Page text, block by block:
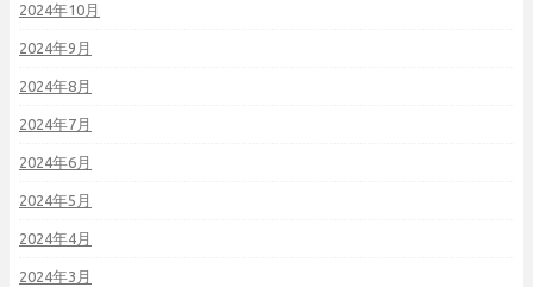
2024年10月
2024年9月
2024年8月
2024年7月
2024年6月
2024年5月
2024年4月
2024年3月